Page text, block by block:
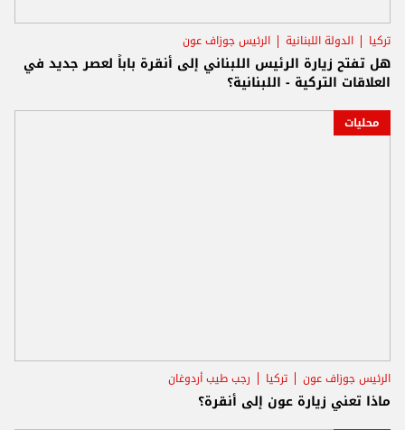
تركيا الدولة اللبنانية الرئيس جوزاف عون
هل تفتح زيارة الرئيس اللبناني إلى أنقرة باباً لعصر جديد في
العلاقات التركية - اللبنانية؟
محليات
الرئيس جوزاف عون تركيا رجب طيب أردوغان
ماذا تعني زيارة عون إلى أنقرة؟